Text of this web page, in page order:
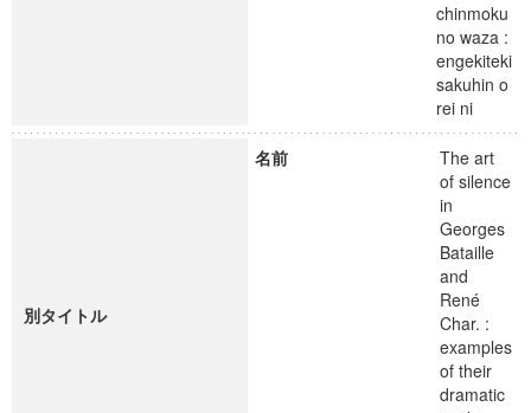
chinmoku
no waza :
engekiteki
sakuhin o
rei ni
別タイトル
名前
The art
of silence
in
Georges
Bataille
and
René
Char. :
examples
of their
dramatic